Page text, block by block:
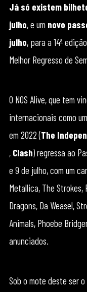
Já só existem
julho, e um novo
julho, para a 14ª
Melhor Regresso de
O NOS Alive, que tem
internacionais como
em 2022 (The
, Clash) regressa ao
e 9 de julho, com um
Metallica, The Strokes,
Dragons, Da Weasel,
Animals, Phoebe
anunciados.
Sob o mote deste ser o